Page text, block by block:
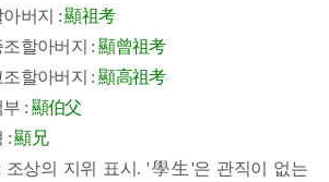
아버지 :顯祖考
조할아버지 :顯曾祖考
조할아버지 :顯高祖考
부 : 顯伯父
:顯兄
조상의 지위 표시. '學生'은 관직이 없는